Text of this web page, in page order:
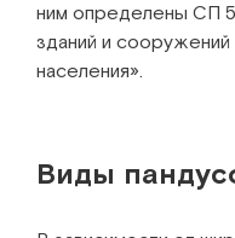
ним определены СП
зданий и сооружений
населения».
Виды